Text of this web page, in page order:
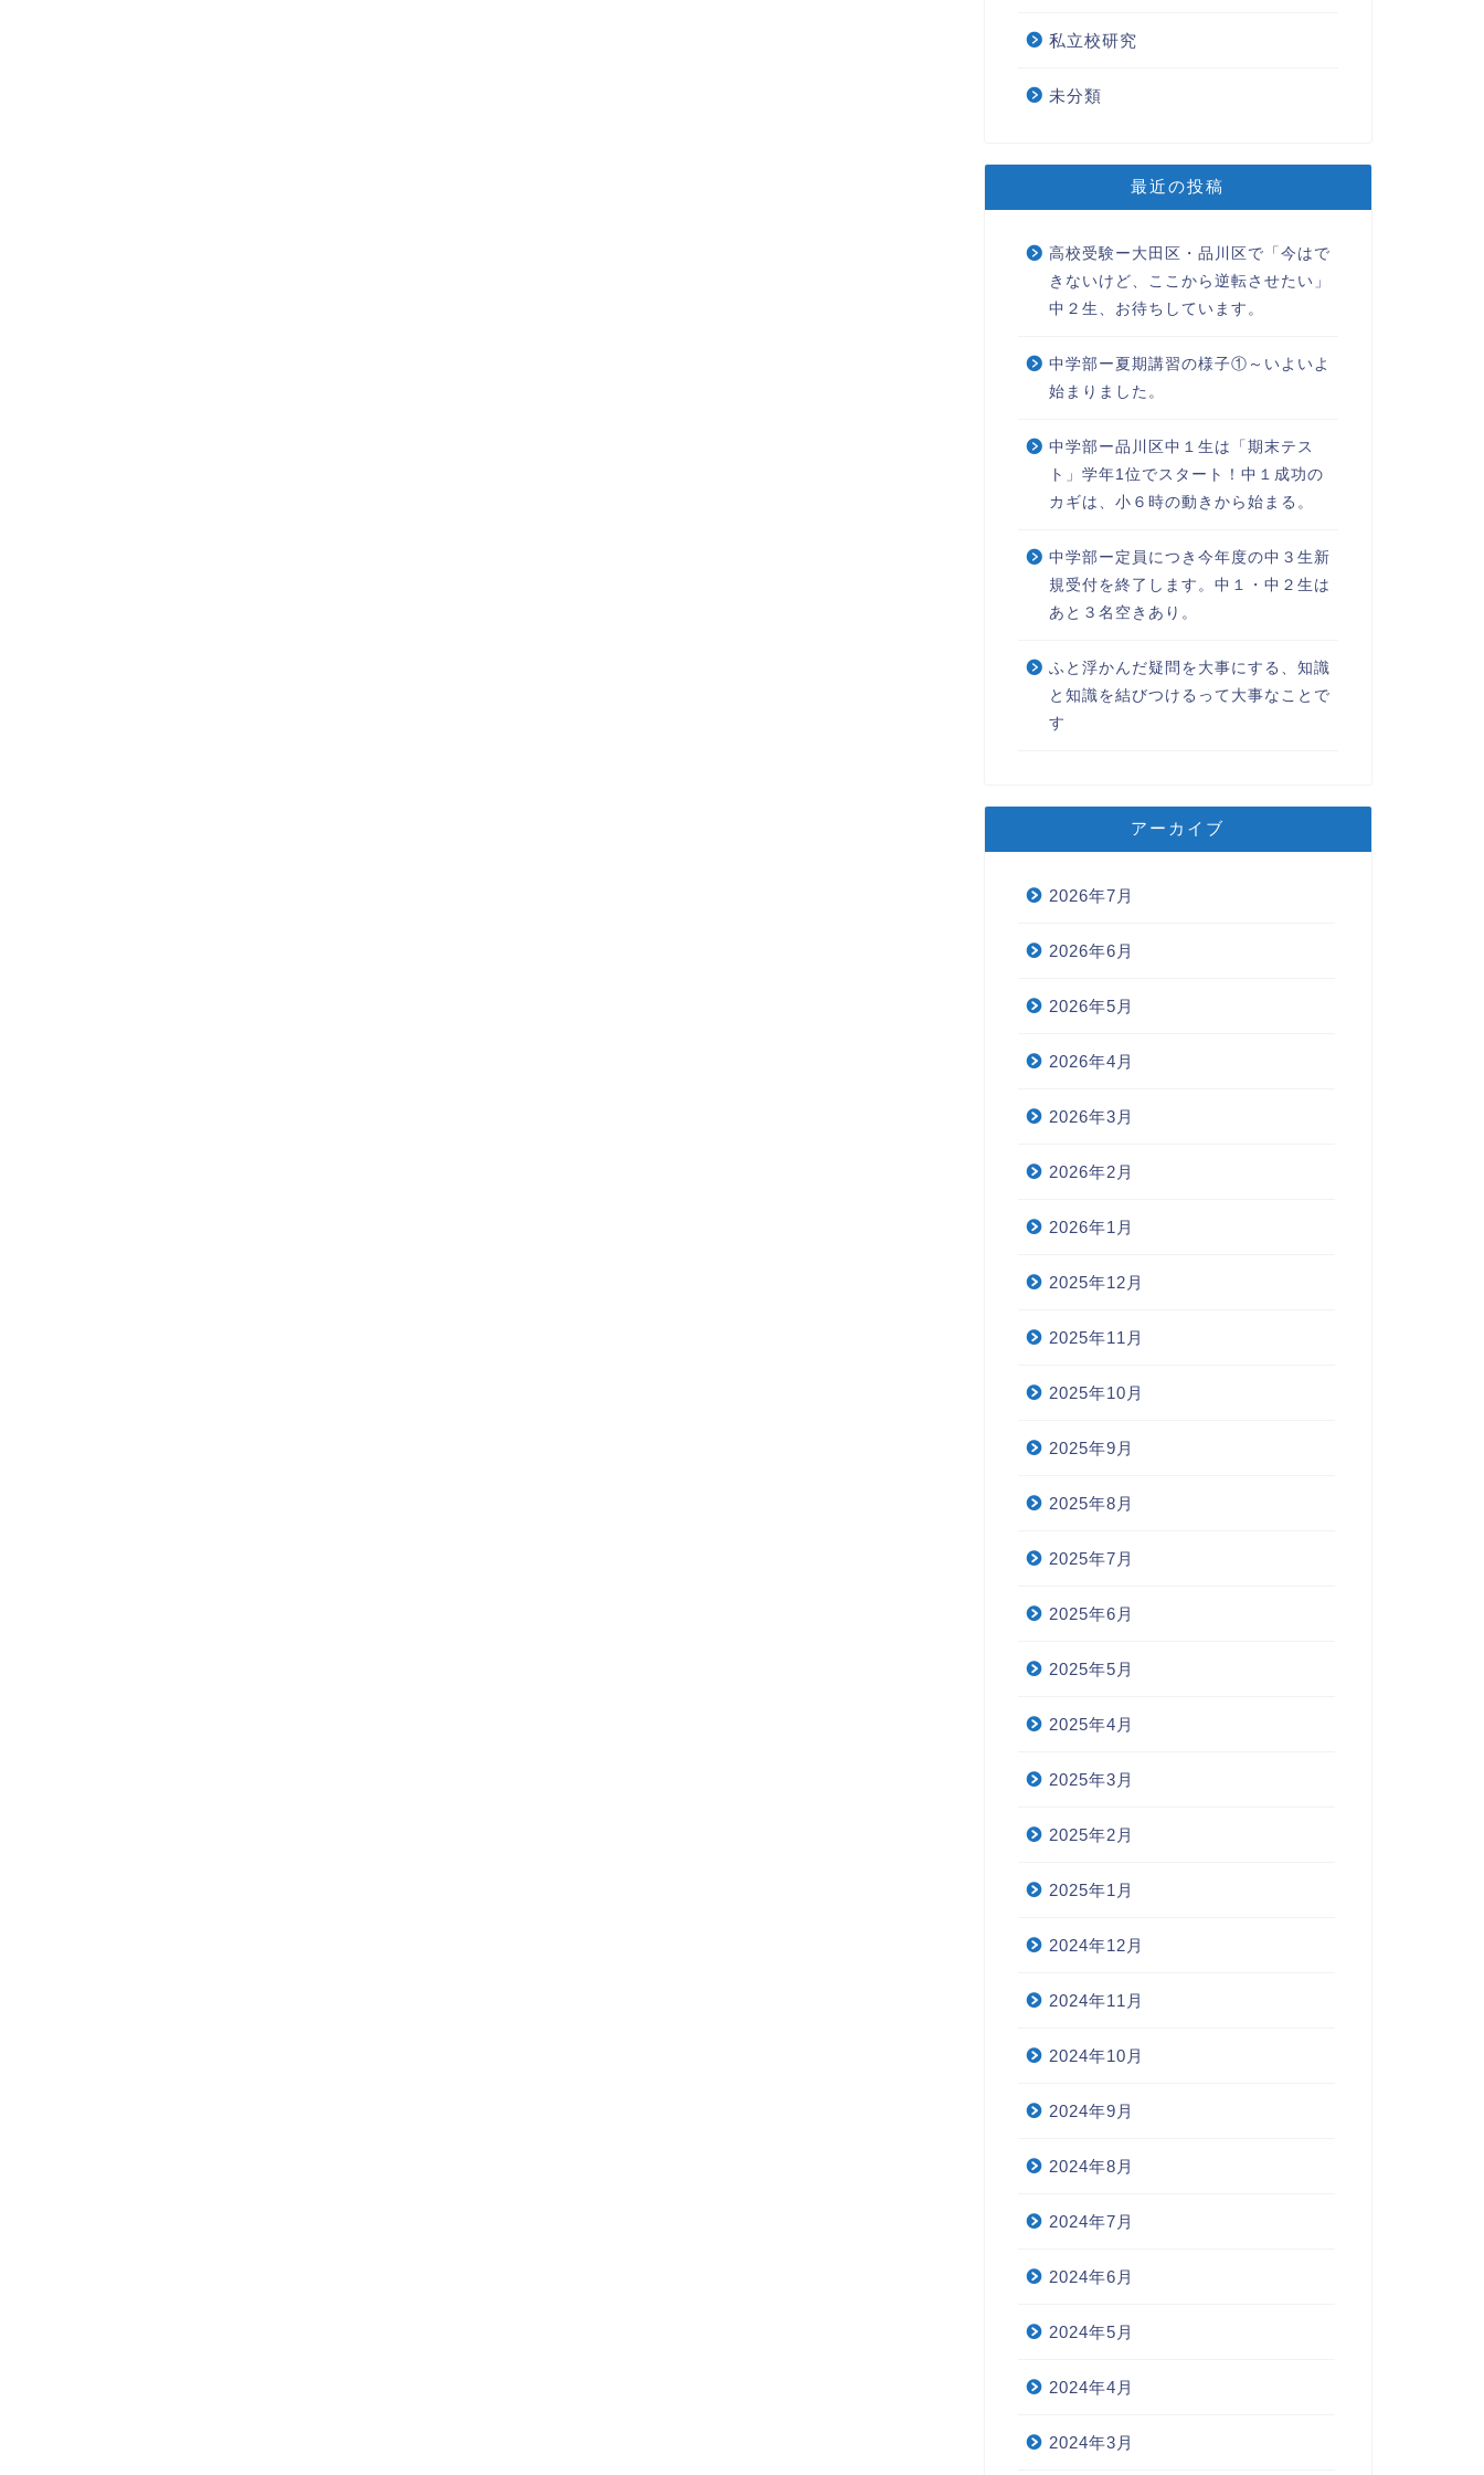
私立校研究
未分類
最近の投稿
高校受験ー大田区・品川区で「今はで
きないけど、ここから逆転させたい」
中２生、お待ちしています。
中学部ー夏期講習の様子①～いよいよ
始まりました。
中学部ー品川区中１生は「期末テス
ト」学年1位でスタート！中１成功の
カギは、小６時の動きから始まる。
中学部ー定員につき今年度の中３生新
規受付を終了します。中１・中２生は
あと３名空きあり。
ふと浮かんだ疑問を大事にする、知識
と知識を結びつけるって大事なことで
す
アーカイブ
2026年7月
2026年6月
2026年5月
2026年4月
2026年3月
2026年2月
2026年1月
2025年12月
2025年11月
2025年10月
2025年9月
2025年8月
2025年7月
2025年6月
2025年5月
2025年4月
2025年3月
2025年2月
2025年1月
2024年12月
2024年11月
2024年10月
2024年9月
2024年8月
2024年7月
2024年6月
2024年5月
2024年4月
2024年3月